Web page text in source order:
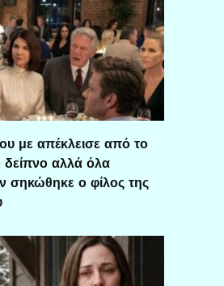
με απέκλεισε από το
δείπνο αλλά όλα
σηκώθηκε ο φίλος της